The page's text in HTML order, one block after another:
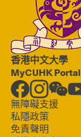
香港中文大學
MyCUHK Portal
無障礙支援
私隱政策
免責聲明